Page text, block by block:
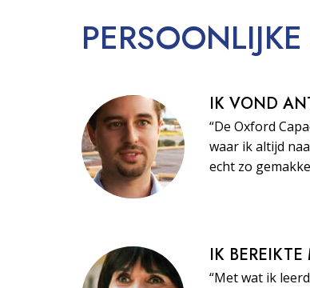
PERSOONLIJKE
IK VOND
“De Oxford
waar ik altijd
echt zo
IK
“Met wat ik